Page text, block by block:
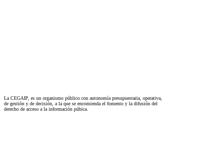
La CEGAIP, es un organismo público con autonomía presupuestaria, operativa,
de gestión y de decisión, a la que se encomienda el fomento y la difusión del
derecho de acceso a la información púbica.